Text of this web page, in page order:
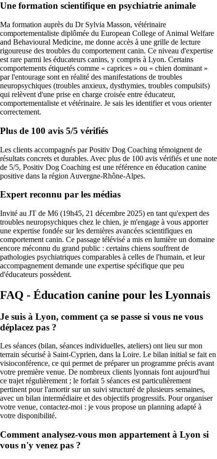
Une formation scientifique en psychiatrie animale
Ma formation auprès du Dr Sylvia Masson, vétérinaire
comportementaliste diplômée du European College of Animal Welfare
and Behavioural Medicine, me donne accès à une grille de lecture
rigoureuse des troubles du comportement canin. Ce niveau d'expertise
est rare parmi les éducateurs canins, y compris à Lyon. Certains
comportements étiquetés comme « caprices » ou « chien dominant »
par l'entourage sont en réalité des manifestations de troubles
neuropsychiques (troubles anxieux, dysthymies, troubles compulsifs)
qui relèvent d'une prise en charge croisée entre éducateur,
comportementaliste et vétérinaire. Je sais les identifier et vous orienter
correctement.
Plus de 100 avis 5/5 vérifiés
Les clients accompagnés par Positiv Dog Coaching témoignent de
résultats concrets et durables. Avec plus de 100 avis vérifiés et une note
de 5/5, Positiv Dog Coaching est une référence en éducation canine
positive dans la région Auvergne-Rhône-Alpes.
Expert reconnu par les médias
Invité au JT de M6 (19h45, 21 décembre 2025) en tant qu'expert des
troubles neuropsychiques chez le chien, je m'engage à vous apporter
une expertise fondée sur les dernières avancées scientifiques en
comportement canin. Ce passage télévisé a mis en lumière un domaine
encore méconnu du grand public : certains chiens souffrent de
pathologies psychiatriques comparables à celles de l'humain, et leur
accompagnement demande une expertise spécifique que peu
d'éducateurs possèdent.
FAQ - Éducation canine pour les Lyonnais
Je suis à Lyon, comment ça se passe si vous ne vous
déplacez pas ?
Les séances (bilan, séances individuelles, ateliers) ont lieu sur mon
terrain sécurisé à Saint-Cyprien, dans la Loire. Le bilan initial se fait en
visioconférence, ce qui permet de préparer un programme précis avant
votre première venue. De nombreux clients lyonnais font aujourd'hui
ce trajet régulièrement ; le forfait 5 séances est particulièrement
pertinent pour l'amortir sur un suivi structuré de plusieurs semaines,
avec un bilan intermédiaire et des objectifs progressifs. Pour organiser
votre venue, contactez-moi : je vous propose un planning adapté à
votre disponibilité.
Comment analysez-vous mon appartement à Lyon si
vous n'y venez pas ?